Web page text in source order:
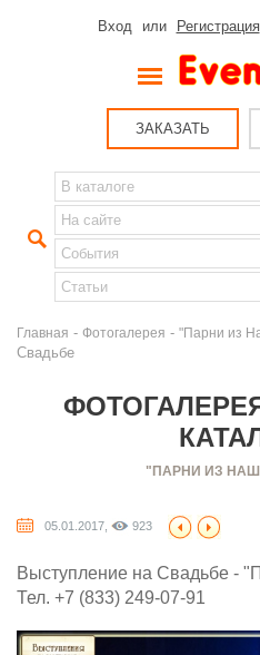
Вход или Регистрация
ЗАКАЗАТЬ
Главная - Фотогалерея - "Парни из
Свадьбе
"ПАРНИ ИЗ
05.01.2017, 923
Выступление на Свадьбе -
Тел. +7 (833) 249-07-91